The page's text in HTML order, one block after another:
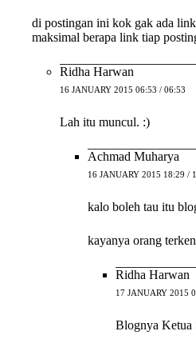
di postingan ini kok gak ada
maksimal berapa link tiap
Ridha Harwan
16 JANUARY 2015 06:53 / 06:53
Lah itu muncul. :)
Achmad Muharya
16 JANUARY 2015 18:29 /
kalo boleh tau itu
kayanya orang
Ridha Harwan
17 JANUARY 2015
Blognya